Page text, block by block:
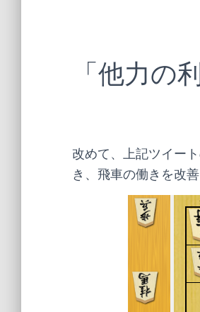
「他力の
改めて、上記ツイー
き、飛車の働きを改